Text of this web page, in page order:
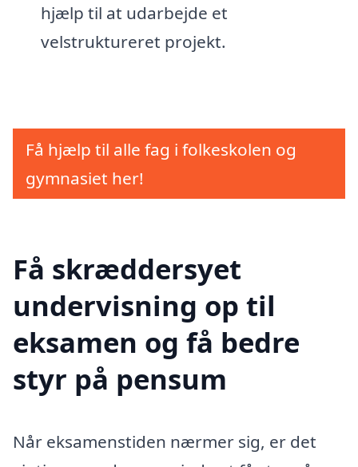
hjælp til at udarbejde et
velstruktureret projekt.
Få hjælp til alle fag i folkeskolen og
gymnasiet her!
Få skræddersyet
undervisning op til
eksamen og få bedre
styr på pensum
Når eksamenstiden nærmer sig, er det